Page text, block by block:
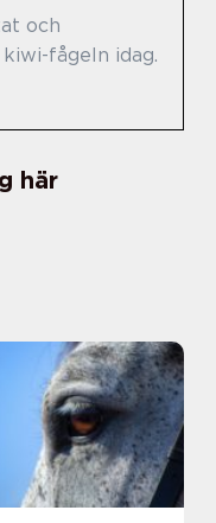
och
fågeln idag.
här